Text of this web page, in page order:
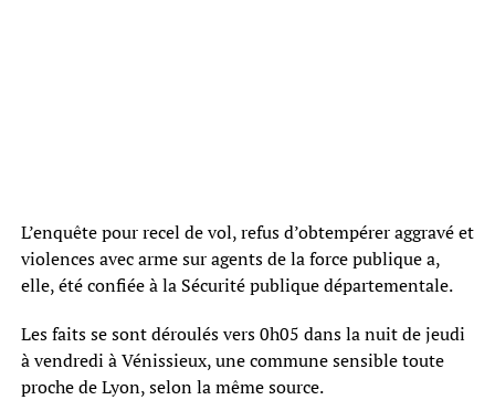
L’enquête pour recel de vol, refus d’obtempérer aggravé et
violences avec arme sur agents de la force publique a,
elle, été confiée à la Sécurité publique départementale.
Les faits se sont déroulés vers 0h05 dans la nuit de jeudi
à vendredi à Vénissieux, une commune sensible toute
proche de Lyon, selon la même source.